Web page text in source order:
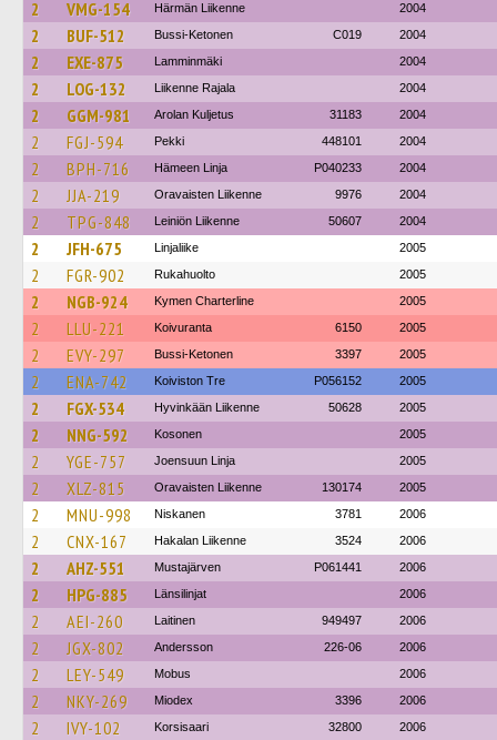
2 VMG-154 Härmän Liikenne 2004
2 BUF-512 Bussi-Ketonen C019 2004
2 EXE-875 Lamminmäki 2004
2 LOG-132 Liikenne Rajala 2004
2 GGM-981 Arolan Kuljetus 31183 2004
2 FGJ-594 Pekki 448101 2004
2 BPH-716 Hämeen Linja P040233 2004
2 JJA-219 Oravaisten Liikenne 9976 2004
2 TPG-848 Leiniön Liikenne 50607 2004
2 JFH-675 Linjaliike 2005
2 FGR-902 Rukahuolto 2005
2 NGB-924 Kymen Charterline 2005
2 LLU-221 Koivuranta 6150 2005
2 EVY-297 Bussi-Ketonen 3397 2005
2 ENA-742 Koiviston Tre P056152 2005
2 FGX-534 Hyvinkään Liikenne 50628 2005
2 NNG-592 Kosonen 2005
2 YGE-757 Joensuun Linja 2005
2 XLZ-815 Oravaisten Liikenne 130174 2005
2 MNU-998 Niskanen 3781 2006
2 CNX-167 Hakalan Liikenne 3524 2006
2 AHZ-551 Mustajärven P061441 2006
2 HPG-885 Länsilinjat 2006
2 AEI-260 Laitinen 949497 2006
2 JGX-802 Andersson 226-06 2006
2 LEY-549 Mobus 2006
2 NKY-269 Miodex 3396 2006
2 IVY-102 Korsisaari 32800 2006